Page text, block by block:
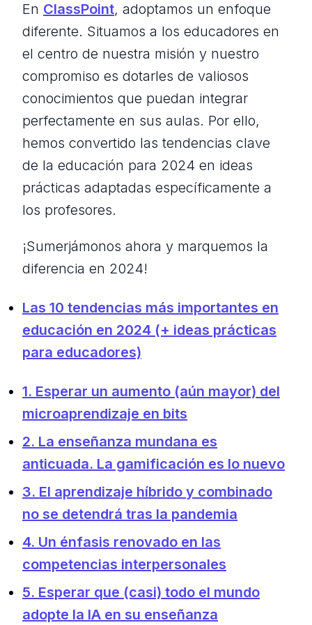
En ClassPoint, adoptamos un enfoque
diferente. Situamos a los educadores en
el centro de nuestra misión y nuestro
compromiso es dotarles de valiosos
conocimientos que puedan integrar
perfectamente en sus aulas. Por ello,
hemos convertido las tendencias clave
de la educación para 2024 en ideas
prácticas adaptadas específicamente a
los profesores.
¡Sumerjámonos ahora y marquemos la
diferencia en 2024!
Las 10 tendencias más importantes en
educación en 2024 (+ ideas prácticas
para educadores)
1. Esperar un aumento (aún mayor) del
microaprendizaje en bits
2. La enseñanza mundana es
anticuada. La gamificación es lo nuevo
3. El aprendizaje híbrido y combinado
no se detendrá tras la pandemia
4. Un énfasis renovado en las
competencias interpersonales
5. Esperar que (casi) todo el mundo
adopte la IA en su enseñanza